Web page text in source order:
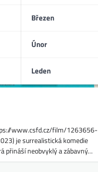
Březen
Únor
Leden
www.csfd.cz/film/1263656-
je surrealistická komedie
přináší neobvyklý a zábavný…